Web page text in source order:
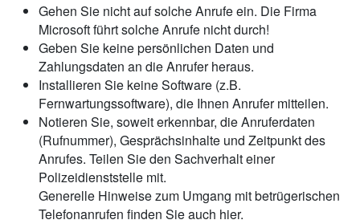
Gehen Sie nicht auf solche Anrufe ein. Die Firma
Microsoft führt solche Anrufe nicht durch!
Geben Sie keine persönlichen Daten und
Zahlungsdaten an die Anrufer heraus.
Installieren Sie keine Software (z.B.
Fernwartungssoftware), die Ihnen Anrufer mitteilen.
Notieren Sie, soweit erkennbar, die Anruferdaten
(Rufnummer), Gesprächsinhalte und Zeitpunkt des
Anrufes. Teilen Sie den Sachverhalt einer
Polizeidienststelle mit.
Generelle Hinweise zum Umgang mit betrügerischen
Telefonanrufen finden Sie auch hier.